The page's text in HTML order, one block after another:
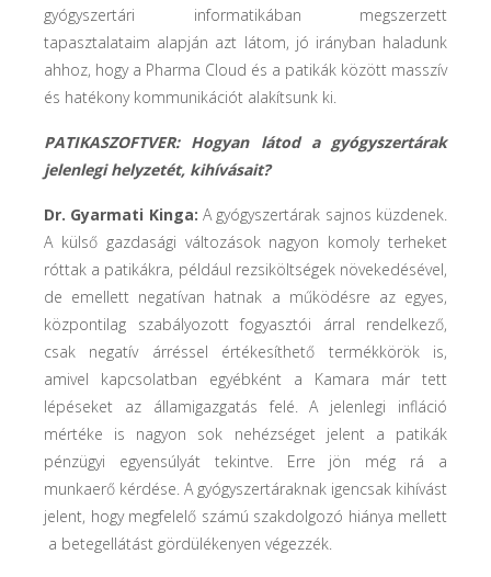
gyógyszertári informatikában megszerzett
tapasztalataim alapján azt látom, jó irányban haladunk
ahhoz, hogy a Pharma Cloud és a patikák között masszív
és hatékony kommunikációt alakítsunk ki.
PATIKASZOFTVER: Hogyan látod a gyógyszertárak
jelenlegi helyzetét, kihívásait?
Dr. Gyarmati Kinga: A gyógyszertárak sajnos küzdenek.
A külső gazdasági változások nagyon komoly terheket
róttak a patikákra, például rezsiköltségek növekedésével,
de emellett negatívan hatnak a működésre az egyes,
központilag szabályozott fogyasztói árral rendelkező,
csak negatív árréssel értékesíthető termékkörök is,
amivel kapcsolatban egyébként a Kamara már tett
lépéseket az államigazgatás felé. A jelenlegi infláció
mértéke is nagyon sok nehézséget jelent a patikák
pénzügyi egyensúlyát tekintve. Erre jön még rá a
munkaerő kérdése. A gyógyszertáraknak igencsak kihívást
jelent, hogy megfelelő számú szakdolgozó hiánya mellett
a betegellátást gördülékenyen végezzék.